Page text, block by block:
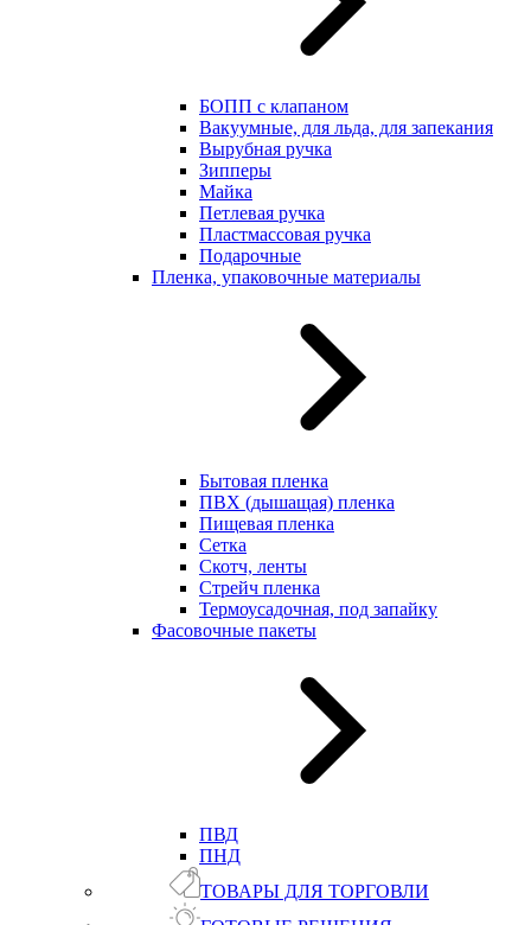
БОПП с клапаном
Вакуумные, для льда, для запекания
Вырубная ручка
Зипперы
Майка
Петлевая ручка
Пластмассовая ручка
Подарочные
Пленка, упаковочные материалы
Бытовая пленка
ПВХ (дышащая) пленка
Пищевая пленка
Сетка
Скотч, ленты
Стрейч пленка
Термоусадочная, под запайку
Фасовочные пакеты
ПВД
ПНД
ТОВАРЫ ДЛЯ ТОРГОВЛИ